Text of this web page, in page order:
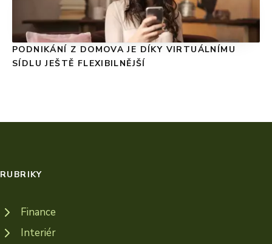
PODNIKÁNÍ Z DOMOVA JE DÍKY VIRTUÁLNÍMU
SÍDLU JEŠTĚ FLEXIBILNĚJŠÍ
RUBRIKY
Finance
Interiér